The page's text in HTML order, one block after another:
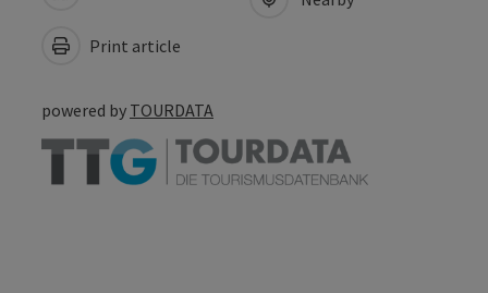
Print article
powered by TOURDATA